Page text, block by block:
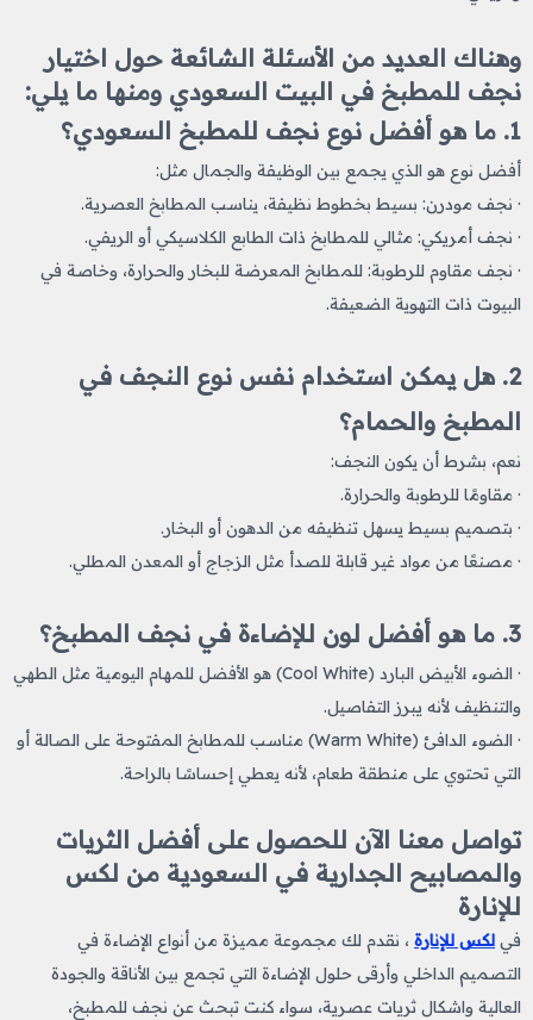
وهناك العديد من الأسئلة الشائعة حول اختيار
نجف للمطبخ​ في البيت السعودي ومنها ما يلي:
1. ما هو أفضل نوع نجف للمطبخ​ السعودي؟
أفضل نوع هو الذي يجمع بين الوظيفة والجمال مثل:
· نجف مودرن: بسيط بخطوط نظيفة، يناسب المطابخ العصرية.
· نجف أمريكي: مثالي للمطابخ ذات الطابع الكلاسيكي أو الريفي.
· نجف مقاوم للرطوبة: للمطابخ المعرضة للبخار والحرارة، وخاصة في
البيوت ذات التهوية الضعيفة.
2. هل يمكن استخدام نفس نوع النجف في
المطبخ والحمام؟
نعم، بشرط أن يكون النجف:
· مقاومًا للرطوبة والحرارة.
· بتصميم بسيط يسهل تنظيفه من الدهون أو البخار.
· مصنعًا من مواد غير قابلة للصدأ مثل الزجاج أو المعدن المطلي.
3. ما هو أفضل لون للإضاءة في نجف المطبخ؟
· الضوء الأبيض البارد (Cool White) هو الأفضل للمهام اليومية مثل الطهي
والتنظيف لأنه يبرز التفاصيل.
· الضوء الدافئ (Warm White) مناسب للمطابخ المفتوحة على الصالة أو
التي تحتوي على منطقة طعام، لأنه يعطي إحساسًا بالراحة.
تواصل معنا الآن للحصول على أفضل الثريات
والمصابيح الجدارية في السعودية من لكس
للإنارة
في لكس للإنارة ، نقدم لك مجموعة مميزة من أنواع الإضاءة في
التصميم الداخلي وأرقى حلول الإضاءة التي تجمع بين الأناقة والجودة
العالية واشكال ثريات عصرية، سواء كنت تبحث عن نجف للمطبخ،